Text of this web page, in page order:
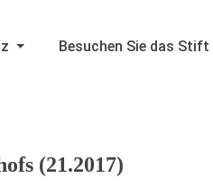
Besuchen Sie das Stift
(21.2017)